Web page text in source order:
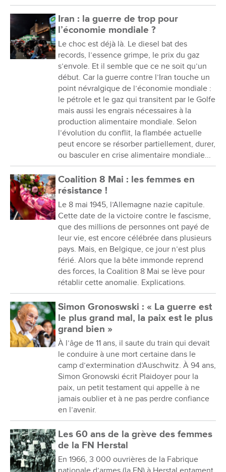
Iran : la guerre de trop pour
l’économie mondiale ?
Le choc est déjà là. Le diesel bat des
records, l’essence grimpe, le prix du gaz
s’envole. Et il semble que ce ne soit qu’un
début. Car la guerre contre l’Iran touche un
point névralgique de l’économie mondiale :
le pétrole et le gaz qui transitent par le Golfe
mais aussi les engrais nécessaires à la
production alimentaire mondiale. Selon
l’évolution du conflit, la flambée actuelle
peut encore se résorber partiellement, durer,
ou basculer en crise alimentaire mondiale...
Coalition 8 Mai : les femmes en
résistance !
Le 8 mai 1945, l’Allemagne nazie capitule.
Cette date de la victoire contre le fascisme,
que des millions de personnes ont payé de
leur vie, est encore célébrée dans plusieurs
pays. Mais, en Belgique, ce jour n’est plus
férié. Alors que la bête immonde reprend
des forces, la Coalition 8 Mai se lève pour
rétablir cette anomalie. Explications.
Simon Gronoswski : « La guerre est
le plus grand mal, la paix est le plus
grand bien »
À l’âge de 11 ans, il saute du train qui devait
le conduire à une mort certaine dans le
camp d’extermination d’Auschwitz. À 94 ans,
Simon Gronowski écrit Plaidoyer pour la
paix, un petit testament qui appelle à ne
jamais oublier et à ne pas perdre confiance
en l’avenir.
Les 60 ans de la grève des femmes
de la FN Herstal
En 1966, 3 000 ouvrières de la Fabrique